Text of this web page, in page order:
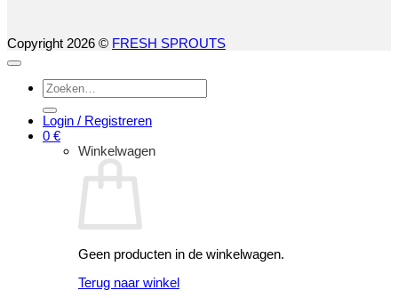
Copyright 2026 © FRESH SPROUTS
Zoeken
naar:
Login / Registreren
0 €
Winkelwagen
Geen producten in de winkelwagen.
Terug naar winkel